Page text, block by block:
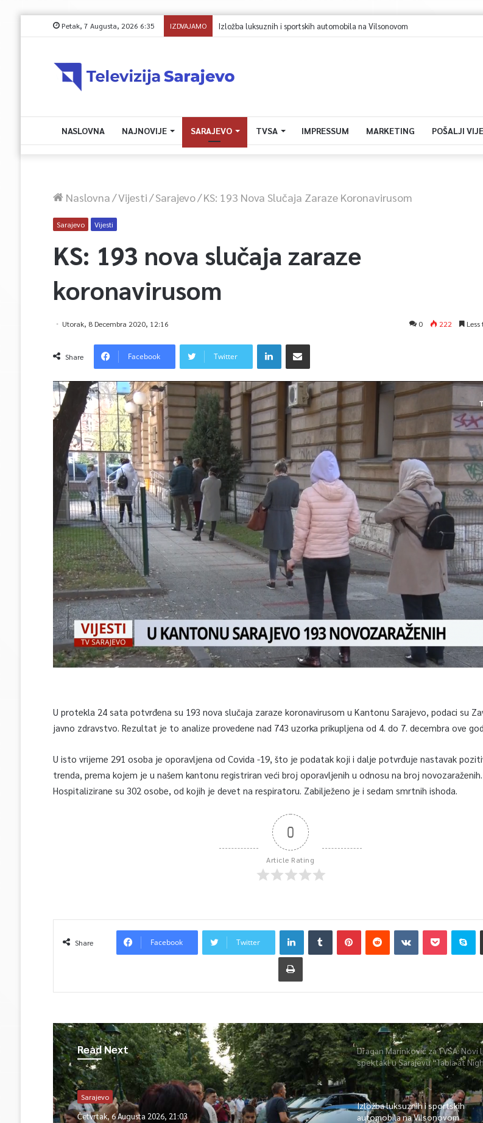
Petak, 7 Augusta, 2026 6:35 IZDVAJAMO Izložba luksuznih i sportskih automobila na Vilsonovom
NASLOVNA NAJNOVIJE SARAJEVO TVSA IMPRESSUM MARKETING POŠALJI
Naslovna/Vijesti/Sarajevo/KS: 193 Nova Slučaja Zaraze Koronavirusom
Sarajevo Vijesti
KS: 193 nova slučaja zaraze
koronavirusom
Utorak, 8 Decembra 2020, 12:16 0 222 Less
Share Facebook Twitter
U protekla 24 sata potvrđena su 193 nova slučaja zaraze koronavirusom u Kantonu Sarajevo, podaci su
javno zdravstvo. Rezultat je to analize provedene nad 743 uzorka prikupljena od 4. do 7. decembra ove
U isto vrijeme 291 osoba je oporavljena od Covida -19, što je podatak koji i dalje potvrđuje nastavak
trenda, prema kojem je u našem kantonu registriran veći broj oporavljenih u odnosu na broj novozaraženih.
Hospitalizirane su 302 osobe, od kojih je devet na respiratoru. Zabilježeno je i sedam smrtnih ishoda.
0
Article Rating
Share Facebook Twitter
Read Next
Sarajevo
Četvrtak, 6 Augusta 2026, 21:03
Dragan Marinković za TVSA: Novi
spektakl u Sarajevu “Tabia at
Izložba luksuznih i sportskih
automobila na Vilsonovom